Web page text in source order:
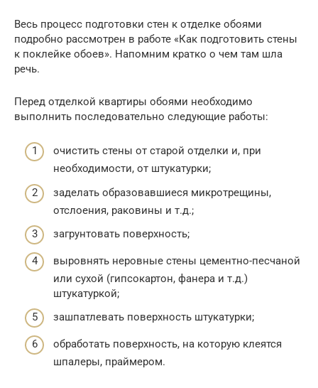
Весь процесс подготовки стен к отделке обоями
подробно рассмотрен в работе «Как подготовить стены
к поклейке обоев». Напомним кратко о чем там шла
речь.
Перед отделкой квартиры обоями необходимо
выполнить последовательно следующие работы:
очистить стены от старой отделки и, при
необходимости, от штукатурки;
заделать образовавшиеся микротрещины,
отслоения, раковины и т.д.;
загрунтовать поверхность;
выровнять неровные стены цементно-песчаной
или сухой (гипсокартон, фанера и т.д.)
штукатуркой;
зашпатлевать поверхность штукатурки;
обработать поверхность, на которую клеятся
шпалеры, праймером.